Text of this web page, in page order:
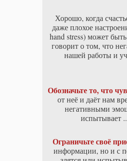
Хорошо, когда
даже плохое
hand stress) может
говорит о том, что
нашей работы и
Обозначьте то, что
от неё и даёт нам
негативными
испытывает
Ограничьте своё
информации, но и с